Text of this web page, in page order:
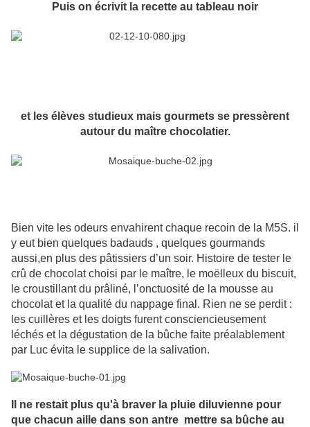
Puis on écrivit la recette au tableau noir
et les élèves studieux mais gourmets se pressèrent
autour du maître chocolatier.
Bien vite les odeurs envahirent chaque recoin de la M5S. il
y eut bien quelques badauds , quelques gourmands
aussi,en plus des pâtissiers d’un soir. Histoire de tester le
crû de chocolat choisi par le maître, le moëlleux du biscuit,
le croustillant du prâliné, l’onctuosité de la mousse au
chocolat et la qualité du nappage final. Rien ne se perdit :
les cuillères et les doigts furent consciencieusement
léchés et la dégustation de la bûche faite préalablement
par Luc évita le supplice de la salivation.
Il ne restait plus qu'à braver la pluie diluvienne pour
que chacun aille dans son antre mettre sa bûche au